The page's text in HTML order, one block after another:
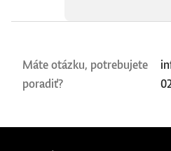
Máte otázku, potrebujete
poradiť?